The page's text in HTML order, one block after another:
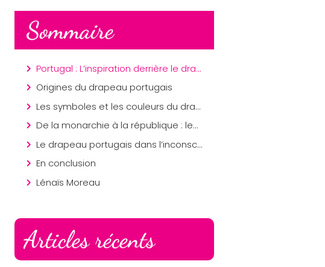
Sommaire
Portugal : L’inspiration derrière le drapeau et son histoire
Origines du drapeau portugais
Les symboles et les couleurs du drapeau portugais
De la monarchie à la république : les changements sur l’emblème
Le drapeau portugais dans l’inconscient collectif
En conclusion
Lénaïs Moreau
Articles récents